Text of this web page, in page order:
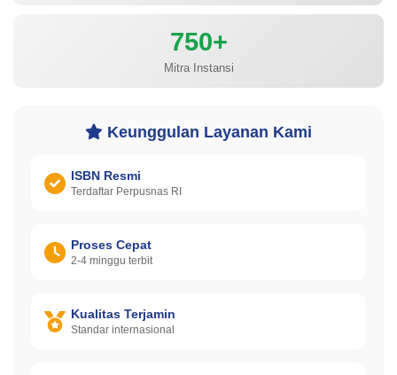
750+
Mitra Instansi
Keunggulan Layanan Kami
ISBN Resmi
Terdaftar Perpusnas RI
Proses Cepat
2-4 minggu terbit
Kualitas Terjamin
Standar internasional